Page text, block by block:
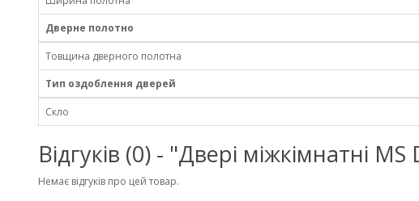
Дверне полотно
Товщина дверного полотна
Тип оздоблення дверей
Скло
Відгуків (0) - "Двері міжкімнатні
Немає відгуків про цей товар.